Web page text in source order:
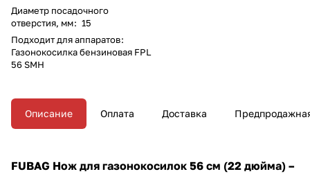
Диаметр посадочного
отверстия, мм: 15
Подходит для аппаратов:
Газонокосилка бензиновая FPL
56 SMH
Описание Оплата Доставка
FUBAG Нож для газонокосилок 56 см (22 дюйма) –